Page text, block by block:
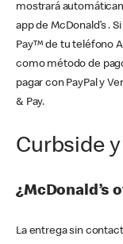
mostrará
app de McDonald’s .
Pay™ de tu teléfono
como método de
pagar con PayPal y
& Pay.
Curbside
¿McDonald’s
La entrega sin